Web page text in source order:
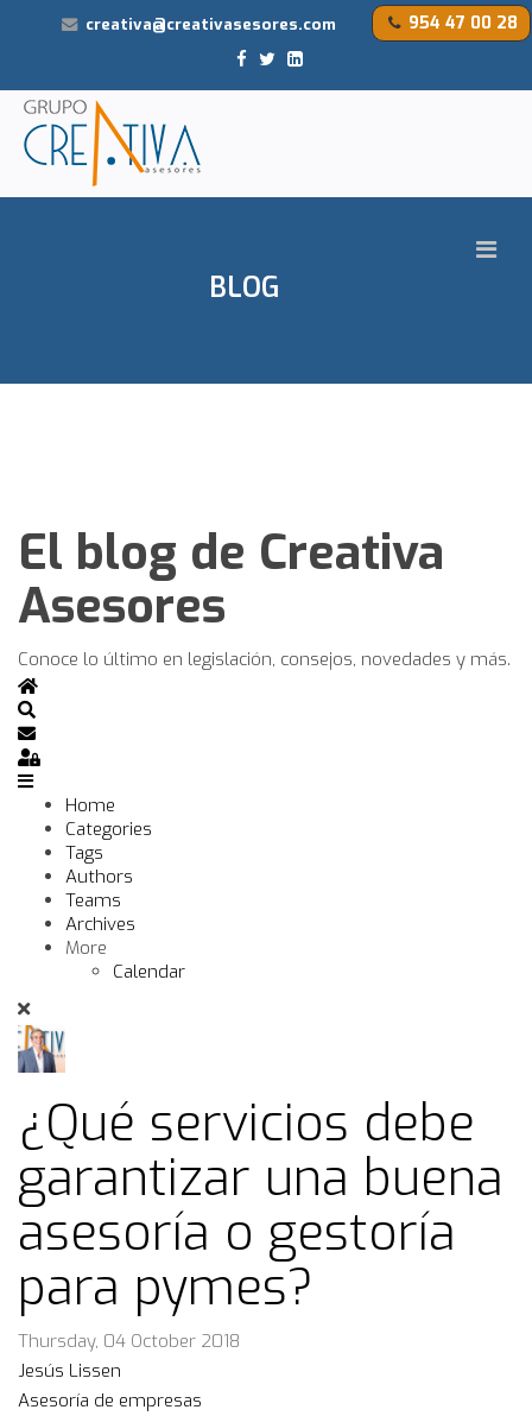
954 47 00 28
creativa@creativasesores.com
BLOG
El blog de Creativa
Asesores
Conoce lo último en legislación, consejos, novedades y más.
Home
Search
Subscribe to blog
Sign In
Home
Categories
Tags
Authors
Teams
Archives
More
Calendar
¿Qué servicios debe
garantizar una buena
asesoría o gestoría
para pymes?
Thursday, 04 October 2018
Jesús Lissen
Asesoría de empresas